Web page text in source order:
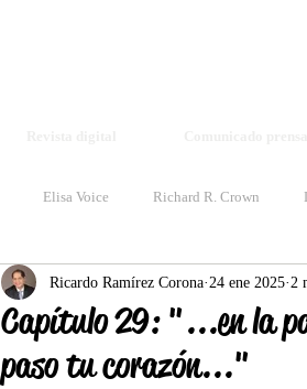
Elisa Voice Richard R. Crown
Capítulo 29: "...en la
paso tu corazón..."
Ricardo Ramírez Corona 24 ene 2025 2